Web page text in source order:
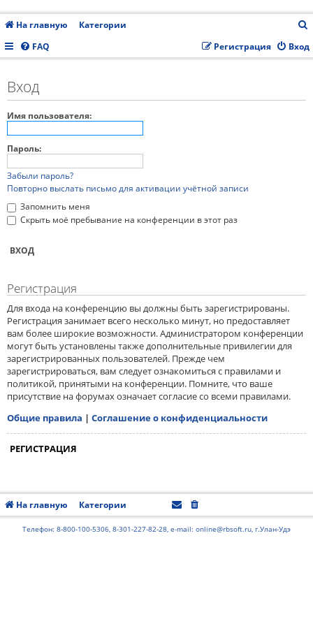
На главную Категории
FAQ Вход
Регистрация
Вход
Имя пользователя:
Пароль:
Забыли пароль?
Повторно выслать письмо для активации учётной записи
Запомнить меня
Скрыть моё пребывание на конференции в этот раз
Регистрация
Для входа на конференцию вы должны быть зарегистрированы.
Регистрация занимает всего несколько минут, но предоставляет
вам более широкие возможности. Администратором конференции
могут быть установлены также дополнительные привилегии для
зарегистрированных пользователей. Прежде чем
зарегистрироваться, вам следует ознакомиться с правилами и
политикой, принятыми на конференции. Помните, что ваше
присутствие на форумах означает согласие со всеми правилами.
Общие правила | Соглашение о конфиденциальности
РЕГИСТРАЦИЯ
На главную Категории
Телефон: 8-800-100-5306, 8-301-227-82-28, e-mail: online@rbsoft.ru, г.Улан-Удэ